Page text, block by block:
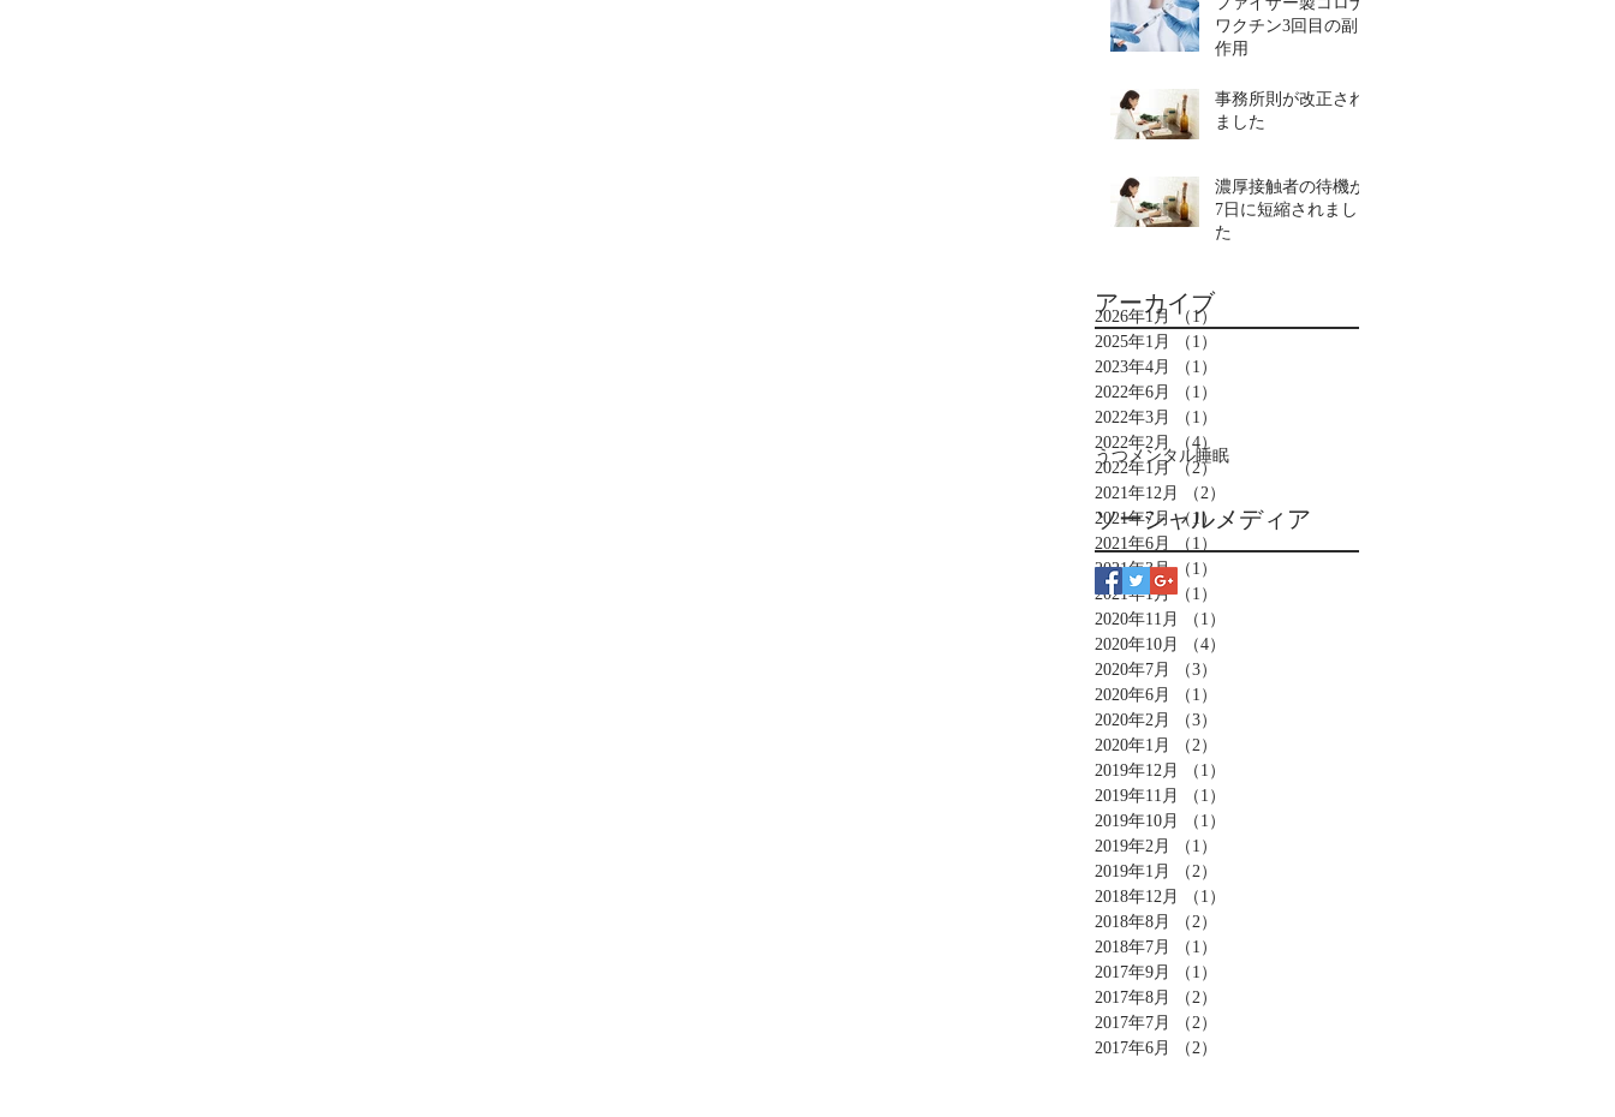
ワクチン3回目の副
作用
事務所則が改正され
ました
濃厚接触者の待機が
7日に短縮されまし
た
アーカイブ
2026年1月 （1）
2025年1月
（1）
2023年4月
（1）
2022年6月
（1）
2022年3月
（1）
2022年2月
（4）
2022年1月 （2）2件の記事
2021年12月
（2）
2021年7月 （1） 1件の記事
2021年6月
（1）
2021年3月 （1）
2021年1月 （1）
2020年11月
（1）
2020年10月
（4）
2020年7月
（3）
2020年6月
（1）
2020年2月
（3）
2020年1月
（2）
2019年12月
（1）
2019年11月
（1）
2019年10月
（1）
2019年2月
（1）
2019年1月
（2）
2018年12月
（1）
2018年8月
（2）
2018年7月
（1）
2017年9月
（1）
2017年8月
（2）
2017年7月
（2）
2017年6月
（2）
うつ メンタル睡眠
ソーシャルメディア